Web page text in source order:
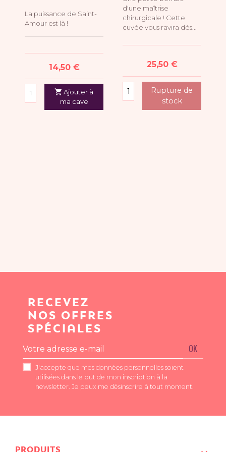
La puissance de Saint-
Amour est là !
Prix
14,50 €
 Ajouter à
ma cave
d'une maîtrise
chirurgicale ! Cette
cuvée vous ravira dès...
Prix
25,50 €
Rupture de
stock
RECEVEZ
NOS OFFRES
SPÉCIALES
OK
J'accepte que mes données personnelles soient
utilisées dans le but de mon inscription à la
newsletter. Je peux me désinscrire à tout moment.
PRODUITS